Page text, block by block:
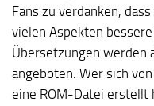
Fans zu verdanken,
vielen Aspekten
Übersetzungen werden
angeboten. Wer sich
eine ROM-Datei erstellt